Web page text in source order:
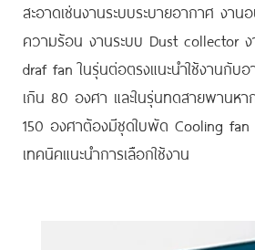
สะอาดเช่นงานระบบระบายอากาศ งาน
ความร้อน งานระบบ Dust collector
draf fan ในรุ่นต่อตรงแนะนำใช้งานกั
เกิน 80 องศา และในรุ่นทดสายพานห
150 องศาต้องมีชุดใบพัด Cooling